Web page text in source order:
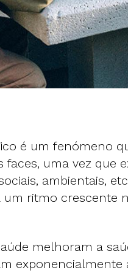
é um fenómeno
uma vez que
ambientais,
um ritmo crescente
melhoram a
exponencialmente